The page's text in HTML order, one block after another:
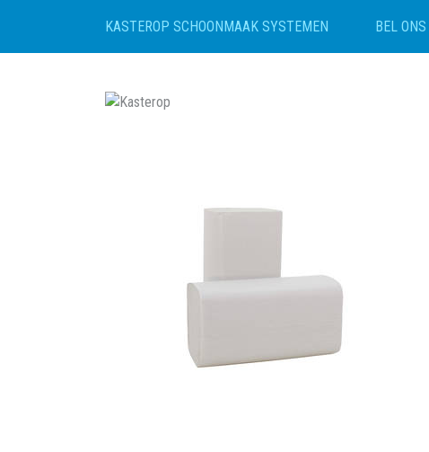
KASTEROP SCHOONMAAK SYSTEMEN BEL ONS